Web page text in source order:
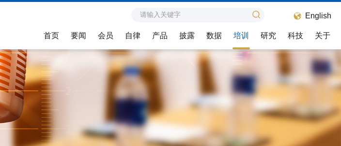
English
首页 要闻
总行新闻
纪检工作
会员
专业委员会
债券市场专业委员会
金融衍生品专业委员会
金币市场专业委员会
信用评级专业委员会
纠纷调解
纠纷调解工作介绍
调解规则
调解员名册
相关文书
投融e动
我要提问
企业之声
自律
评价与通报
存续期管理
自律处分
自律处分工作动态
自律处分概览
自律处分会议专家管理
产品
业务问答
产品创新类
披露
CRM信息披露
凭证类产品创设披露
凭证类产品存续期披露
CDS指数披露
数据
发行
持有人结构
CRMW创设
培训
能力建设
能力建设水平测试简介
公告与通知
考试参考书
常见问题
研究
市场研究与分析
NAFMII研究计划
研究报告
科技
业务标准
银行间市场业务标准工作组简介
银行间市场业务标准工作组章程
银行间市场业务标准工作组成员单位
银行间市场业务标准工作组专家库
关于
采购公示
采购公告
采购结果公示
会员热线
意见反馈
信访电话和地址